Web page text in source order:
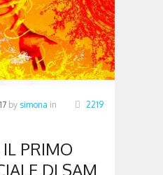
by simona in
2219
PRIMO
DI SAM